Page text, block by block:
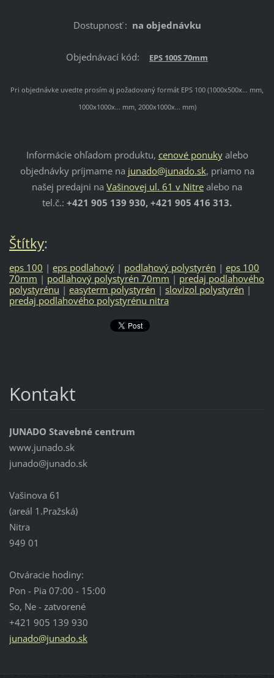
Dostupnosť : na objednávku
Objednávací kód: EPS 100S 70mm
Pri objednávke uvedte prosím aj požadovaný formát EPS 100 (1000x500x... mm,
1000x1000x... mm, 2000x1000x... mm)
Informácie ohľadom produktu, cenové ponukyalebo
objednávky príjmame na junado@junado.sk, priamo na
našej predajni na Vašinovej ul. 61 v Nitre alebo na
tel.č.: +421 905 139 930, +421 905 416 313.
Štítky:
eps 100 | eps podlahový | podlahový polystyrén | eps 100
70mm | podlahový polystyrén 70mm | predaj podlahového
polystyrénu | easyterm polystyrén | slovizol polystyrén |
predaj podlahového polystyrénu nitra
Kontakt
JUNADO Stavebné centrum
www.junado.sk
junado@junado.sk
Vašinova 61
(areál 1.Pražská)
Nitra
949 01
Otváracie hodiny:
Pon - Pia 07:00 - 15:00
So, Ne - zatvorené
+421 905 139 930
junado@junado.sk